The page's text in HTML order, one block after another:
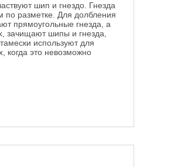
шип и гнездо. Гнезда
разметке. Для долбления
прямоугольные гнезда, а
зачищают шипы и гнезда,
используют для
когда это невозможно